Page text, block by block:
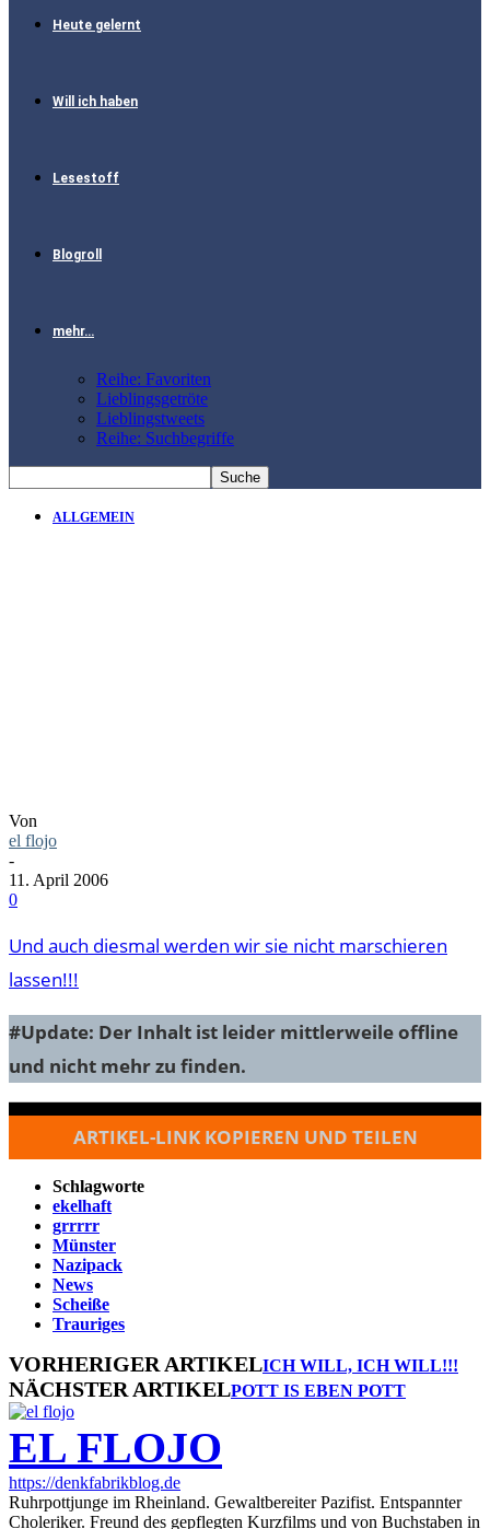
Heute gelernt
Will ich haben
Lesestoff
Blogroll
mehr…
Reihe: Favoriten
Lieblingsgetröte
Lieblingstweets
Reihe: Suchbegriffe
ALLGEMEIN
Von
el flojo
-
11. April 2006
0
Und auch diesmal werden wir sie nicht marschieren
lassen!!!
#Update: Der Inhalt ist leider mittlerweile offline
und nicht mehr zu finden.
ARTIKEL-LINK KOPIEREN UND TEILEN
Schlagworte
ekelhaft
grrrrr
Münster
Nazipack
News
Scheiße
Trauriges
VORHERIGER ARTIKELICH WILL, ICH WILL!!!
NÄCHSTER ARTIKELPOTT IS EBEN POTT
EL FLOJO
https://denkfabrikblog.de
Ruhrpottjunge im Rheinland. Gewaltbereiter Pazifist. Entspannter
Choleriker. Freund des gepflegten Kurzfilms und von Buchstaben in